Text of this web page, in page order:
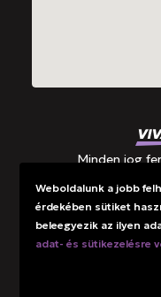
Minden jog
Weboldalunk a jobb
érdekében sütiket
beleegyezik az ilyen
adat- és sütikezelésre